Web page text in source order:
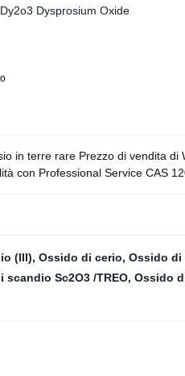
in terre rare Prezzo di vendita di
con Professional Service CAS
(III), Ossido di cerio, Ossido di
scandio Sc2O3 /TREO, Ossido